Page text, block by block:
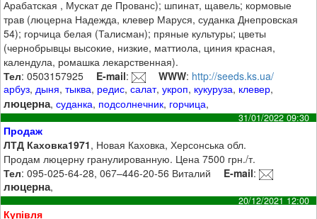
Арабатская , Мускат де Прованс); шпинат, щавель; кормовые
трав (люцерна Надежда, клевер Маруся, суданка Днепровская
54); горчица белая (Талисман); пряные культуры; цветы
(чернобрывцы высокие, низкие, маттиола, циния красная,
календула, ромашка лекарственная).
Тел: 0503157925 E-mail: WWW: http://seeds.ks.ua/
арбуз, дыня,тыква, редис,салат,укроп, кукуруза, клевер,
люцерна,суданка, подсолнечник, горчица,
31/01/2022 09:30
Продаж
ЛТД Каховка1971, Новая Каховка, Херсонська обл.
Продам люцерну гранулированную. Цена 7500 грн./т.
Тел: 095-025-64-28, 067–446-20-56 Виталий E-mail:
люцерна,
20/12/2021 12:00
Купівля